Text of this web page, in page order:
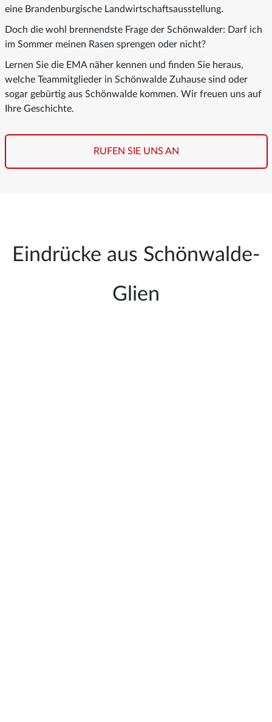
eine Brandenburgische Landwirtschaftsausstellung.
Doch die wohl brennendste Frage der Schönwalder: Darf ich
im Sommer meinen Rasen sprengen oder nicht?
Lernen Sie die EMA näher kennen und finden Sie heraus,
welche Teammitglieder in Schönwalde Zuhause sind oder
sogar gebürtig aus Schönwalde kommen. Wir freuen uns auf
Ihre Geschichte.
RUFEN SIE UNS AN
Eindrücke aus Schönwalde-
Glien